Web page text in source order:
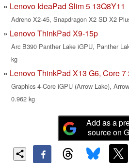
Lenovo IdeaPad Slim 5 13Q8Y11
Adreno X2-45, Snapdragon X2 SD X2
Lenovo ThinkPad X9-15p
Arc B390 Panther Lake iGPU, Panther
kg
Lenovo ThinkPad X13 G6, Core 7
Graphics 4-Core iGPU (Arrow Lake),
0.962 kg
Add as a
source on